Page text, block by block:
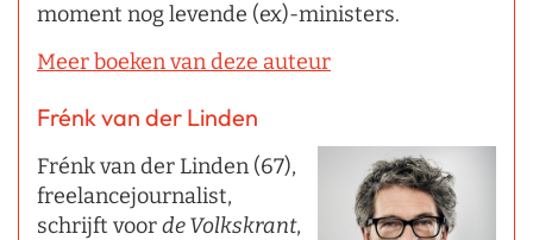
moment nog levende (ex)-ministers.
Meer boeken van deze auteur
Frénk van der Linden
Frénk van der Linden (67),
freelancejournalist,
schrijft voorde Volkskrant,